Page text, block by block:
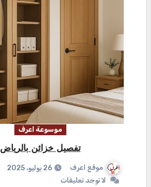
موسوعة اعرف
تفصيل خزائن بالرياض
موقع اعرف
26 يوليو، 2025
لا توجد تعليقات